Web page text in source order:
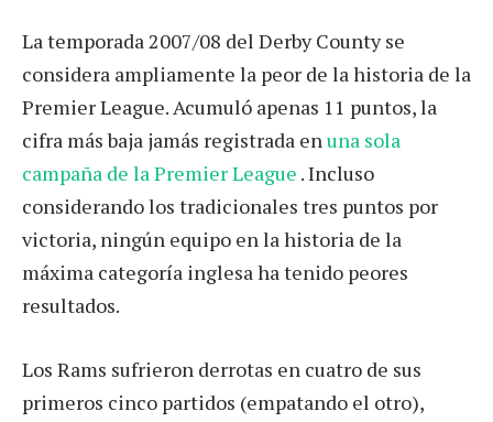
La temporada 2007/08 del Derby County se
considera ampliamente la peor de la historia de la
Premier League. Acumuló apenas 11 puntos, la
cifra más baja jamás registrada en una sola
campaña de la Premier League . Incluso
considerando los tradicionales tres puntos por
victoria, ningún equipo en la historia de la
máxima categoría inglesa ha tenido peores
resultados.
Los Rams sufrieron derrotas en cuatro de sus
primeros cinco partidos (empatando el otro),